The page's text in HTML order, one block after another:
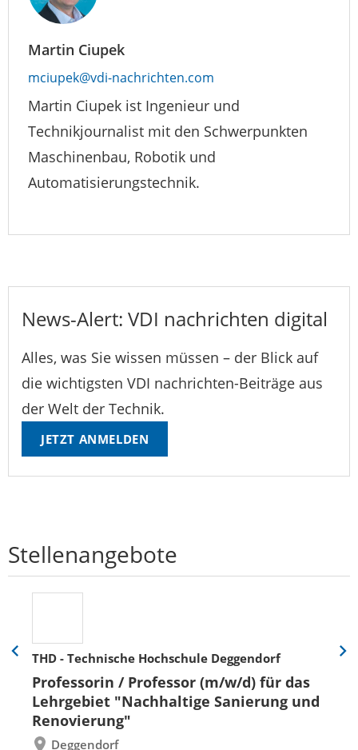
Martin Ciupek
mciupek@vdi-nachrichten.com
Martin Ciupek ist Ingenieur und
Technikjournalist mit den Schwerpunkten
Maschinenbau, Robotik und
Automatisierungstechnik.
News-Alert: VDI nachrichten digital
Alles, was Sie wissen müssen – der Blick auf
die wichtigsten VDI nachrichten-Beiträge aus
der Welt der Technik.
JETZT ANMELDEN
Stellenangebote
THD - Technische Hochschule Deggendorf
Professorin / Professor (m/w/d) für das
Lehrgebiet "Nachhaltige Sanierung und
Renovierung"
Deggendorf
Eine
zurück
Eine